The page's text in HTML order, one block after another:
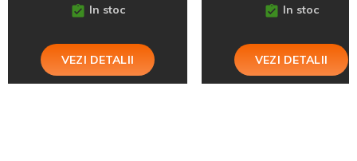
In stoc
VEZI DETALII
In stoc
VEZI DETALII